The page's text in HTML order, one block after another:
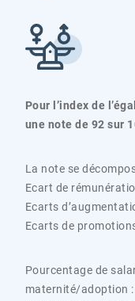
Pour l’index de
une note de 92 sur
La note se
Ecart de
Ecarts
Ecarts de
Pourcentage de
maternité/adoption :